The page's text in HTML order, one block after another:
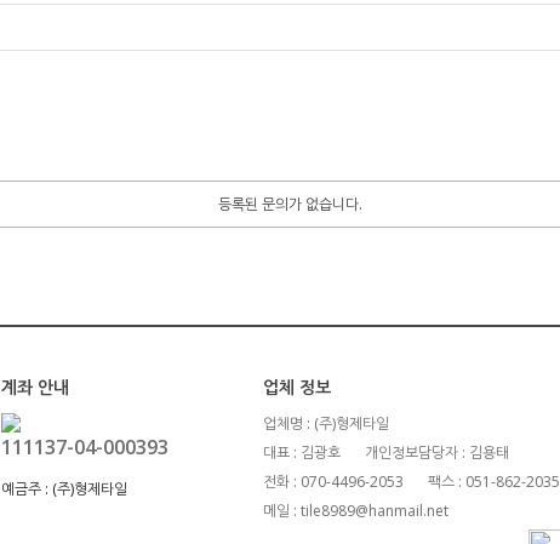
등록된 문의가 없습니다.
계좌 안내
111137-04-000393
예금주 : (주)형제타일
업체 정보
업체명 : (주)형제타일
대표 : 김광호
개인정보담당자 : 김용태
전화 : 070-4496-2053
팩스 : 051-862-2035
메일 : tile8989@hanmail.net